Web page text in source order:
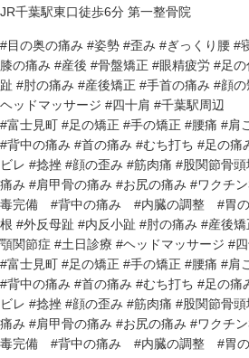
JR千葉駅東口徒歩6分 第一整骨院
#目の奥の痛み #姿勢 #歪み #ぎっくり腰 #
膝の痛み #産後 #骨盤矯正 #眼精疲労 #足
趾 #肘の痛み #産後矯正 #手首の痛み #顔
ヘッドマッサージ #四十肩 #千葉駅周辺
#富士見町 #足の矯正 #手の矯正 #腰痛 #肩
#背中の痛み #首の痛み #むち打ち #足の痛
ビレ #捻挫 #顔の歪み #筋肉痛 #股関節骨
痛み #肩甲骨の痛み #お尻の痛み #ワクチ
毒完備 #背中の痛み #内臓の調整 #胃の
根 #外反母趾 #内反小趾 #肘の痛み #産後
顎関節症 #土日診療 #ヘッドマッサージ #
#富士見町 #足の矯正 #手の矯正 #腰痛 #肩
#背中の痛み #首の痛み #むち打ち #足の痛
ビレ #捻挫 #顔の歪み #筋肉痛 #股関節骨
痛み #肩甲骨の痛み #お尻の痛み #ワクチ
毒完備 #背中の痛み #内臓の調整 #胃